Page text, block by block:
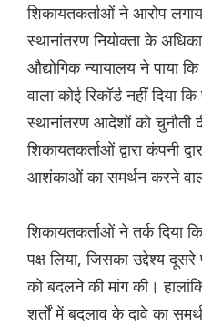
शिकायतकर्ताओं ने आरोप
स्थानांतरण नियोक्ता के
औद्योगिक न्यायालय ने पाया
वाला कोई रिकॉर्ड नहीं दिया
स्थानांतरण आदेशों को
शिकायतकर्ताओं द्वारा कंपनी
आशंकाओं का समर्थन करने
शिकायतकर्ताओं ने तर्क दिया
पक्ष लिया, जिसका उद्देश्य दूसरे
को बदलने की मांग की।
शर्तों में बदलाव के दावे का